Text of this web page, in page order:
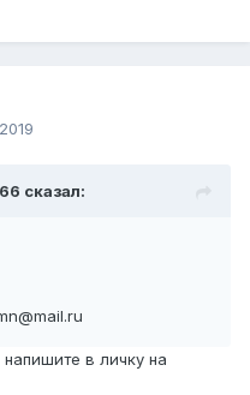
сказал:
в личку на